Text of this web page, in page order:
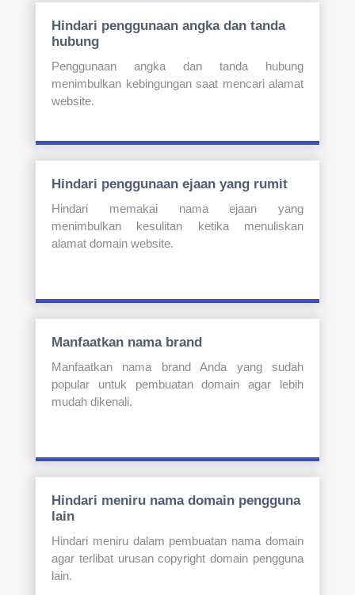
Hindari penggunaan angka dan tanda
hubung
Penggunaan angka dan tanda hubung
menimbulkan kebingungan saat mencari alamat
website.
Hindari penggunaan ejaan yang rumit
Hindari memakai nama ejaan yang
menimbulkan kesulitan ketika menuliskan
alamat domain website.
Manfaatkan nama brand
Manfaatkan nama brand Anda yang sudah
popular untuk pembuatan domain agar lebih
mudah dikenali.
Hindari meniru nama domain pengguna
lain
Hindari meniru dalam pembuatan nama domain
agar terlibat urusan copyright domain pengguna
lain.